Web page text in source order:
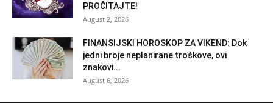
PROČITAJTE!
August 2, 2026
FINANSIJSKI HOROSKOP ZA VIKEND: Dok
jedni broje neplanirane troškove, ovi
znakovi...
August 6, 2026